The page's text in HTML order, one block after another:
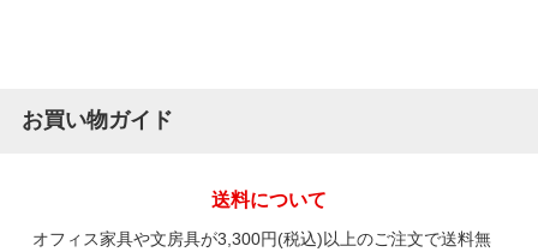
お買い物ガイド
送料について
オフィス家具や文房具が3,300円(税込)以上のご注文で送料無